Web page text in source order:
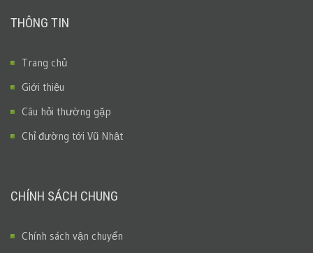
THÔNG TIN
Trang chủ
Giới thiệu
Câu hỏi thường gặp
Chỉ đường tới Vũ Nhật
CHÍNH SÁCH CHUNG
Chính sách vận chuyển